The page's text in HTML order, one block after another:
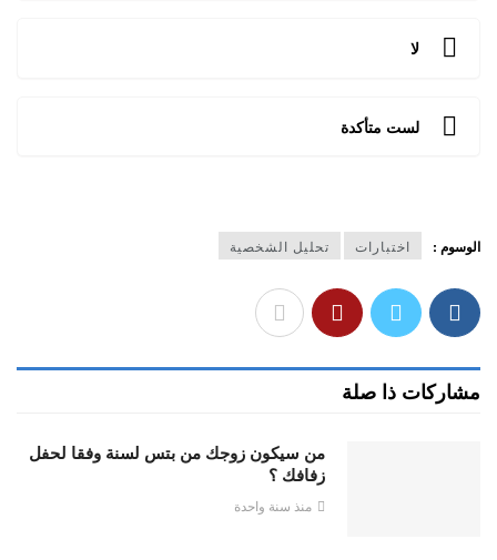
لا
لست متأكدة
الوسوم : اختبارات تحليل الشخصية
مشاركات ذا صلة
من سيكون زوجك من بتس لسنة وفقا لحفل
زفافك ؟
منذ سنة واحدة